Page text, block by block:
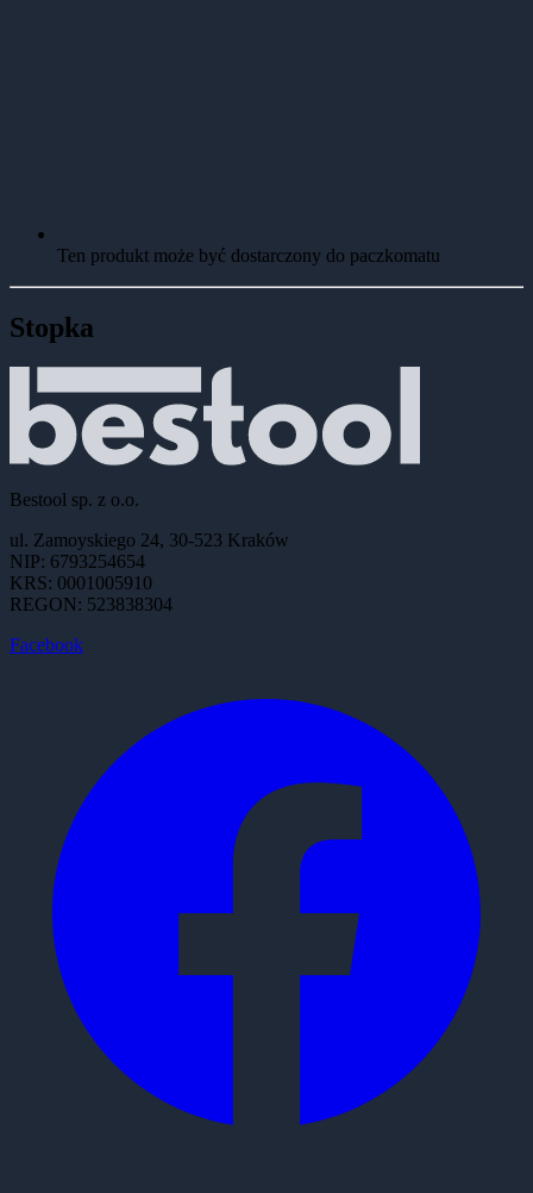
Ten produkt może być dostarczony do paczkomatu
Stopka
Bestool sp. z o.o.
ul. Zamoyskiego 24, 30-523 Kraków
NIP: 6793254654
KRS: 0001005910
REGON: 523838304
Facebook